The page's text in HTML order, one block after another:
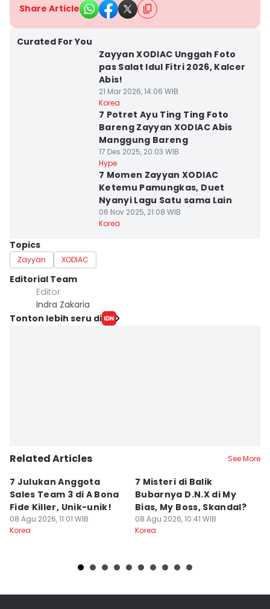
Share Article
Curated For You
Zayyan XODIAC Unggah Foto
pas Salat Idul Fitri 2026, Kalcer
Abis!
21 Mar 2026, 14:06 WIB
Korea
7 Potret Ayu Ting Ting Foto
Bareng Zayyan XODIAC Abis
Manggung Bareng
17 Des 2025, 20:03 WIB
Hype
7 Momen Zayyan XODIAC
Ketemu Pamungkas, Duet
Nyanyi Lagu Satu sama Lain
06 Nov 2025, 21:08 WIB
Korea
Topics
Zayyan XODIAC
Editorial Team
Editor
Indra Zakaria
Tonton lebih seru di
Related Articles See More
7 Julukan Anggota
Sales Team 3 di A Bona
Fide Killer, Unik-unik!
08 Agu 2026, 11:01 WIB
Korea
7 Misteri di Balik
Bubarnya D.N.X di My
Bias, My Boss, Skandal?
08 Agu 2026, 10:41 WIB
Korea